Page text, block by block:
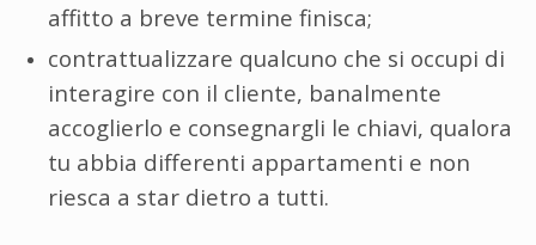
affitto a breve termine finisca;
contrattualizzare qualcuno che si occupi di
interagire con il cliente, banalmente
accoglierlo e consegnargli le chiavi, qualora
tu abbia differenti appartamenti e non
riesca a star dietro a tutti.